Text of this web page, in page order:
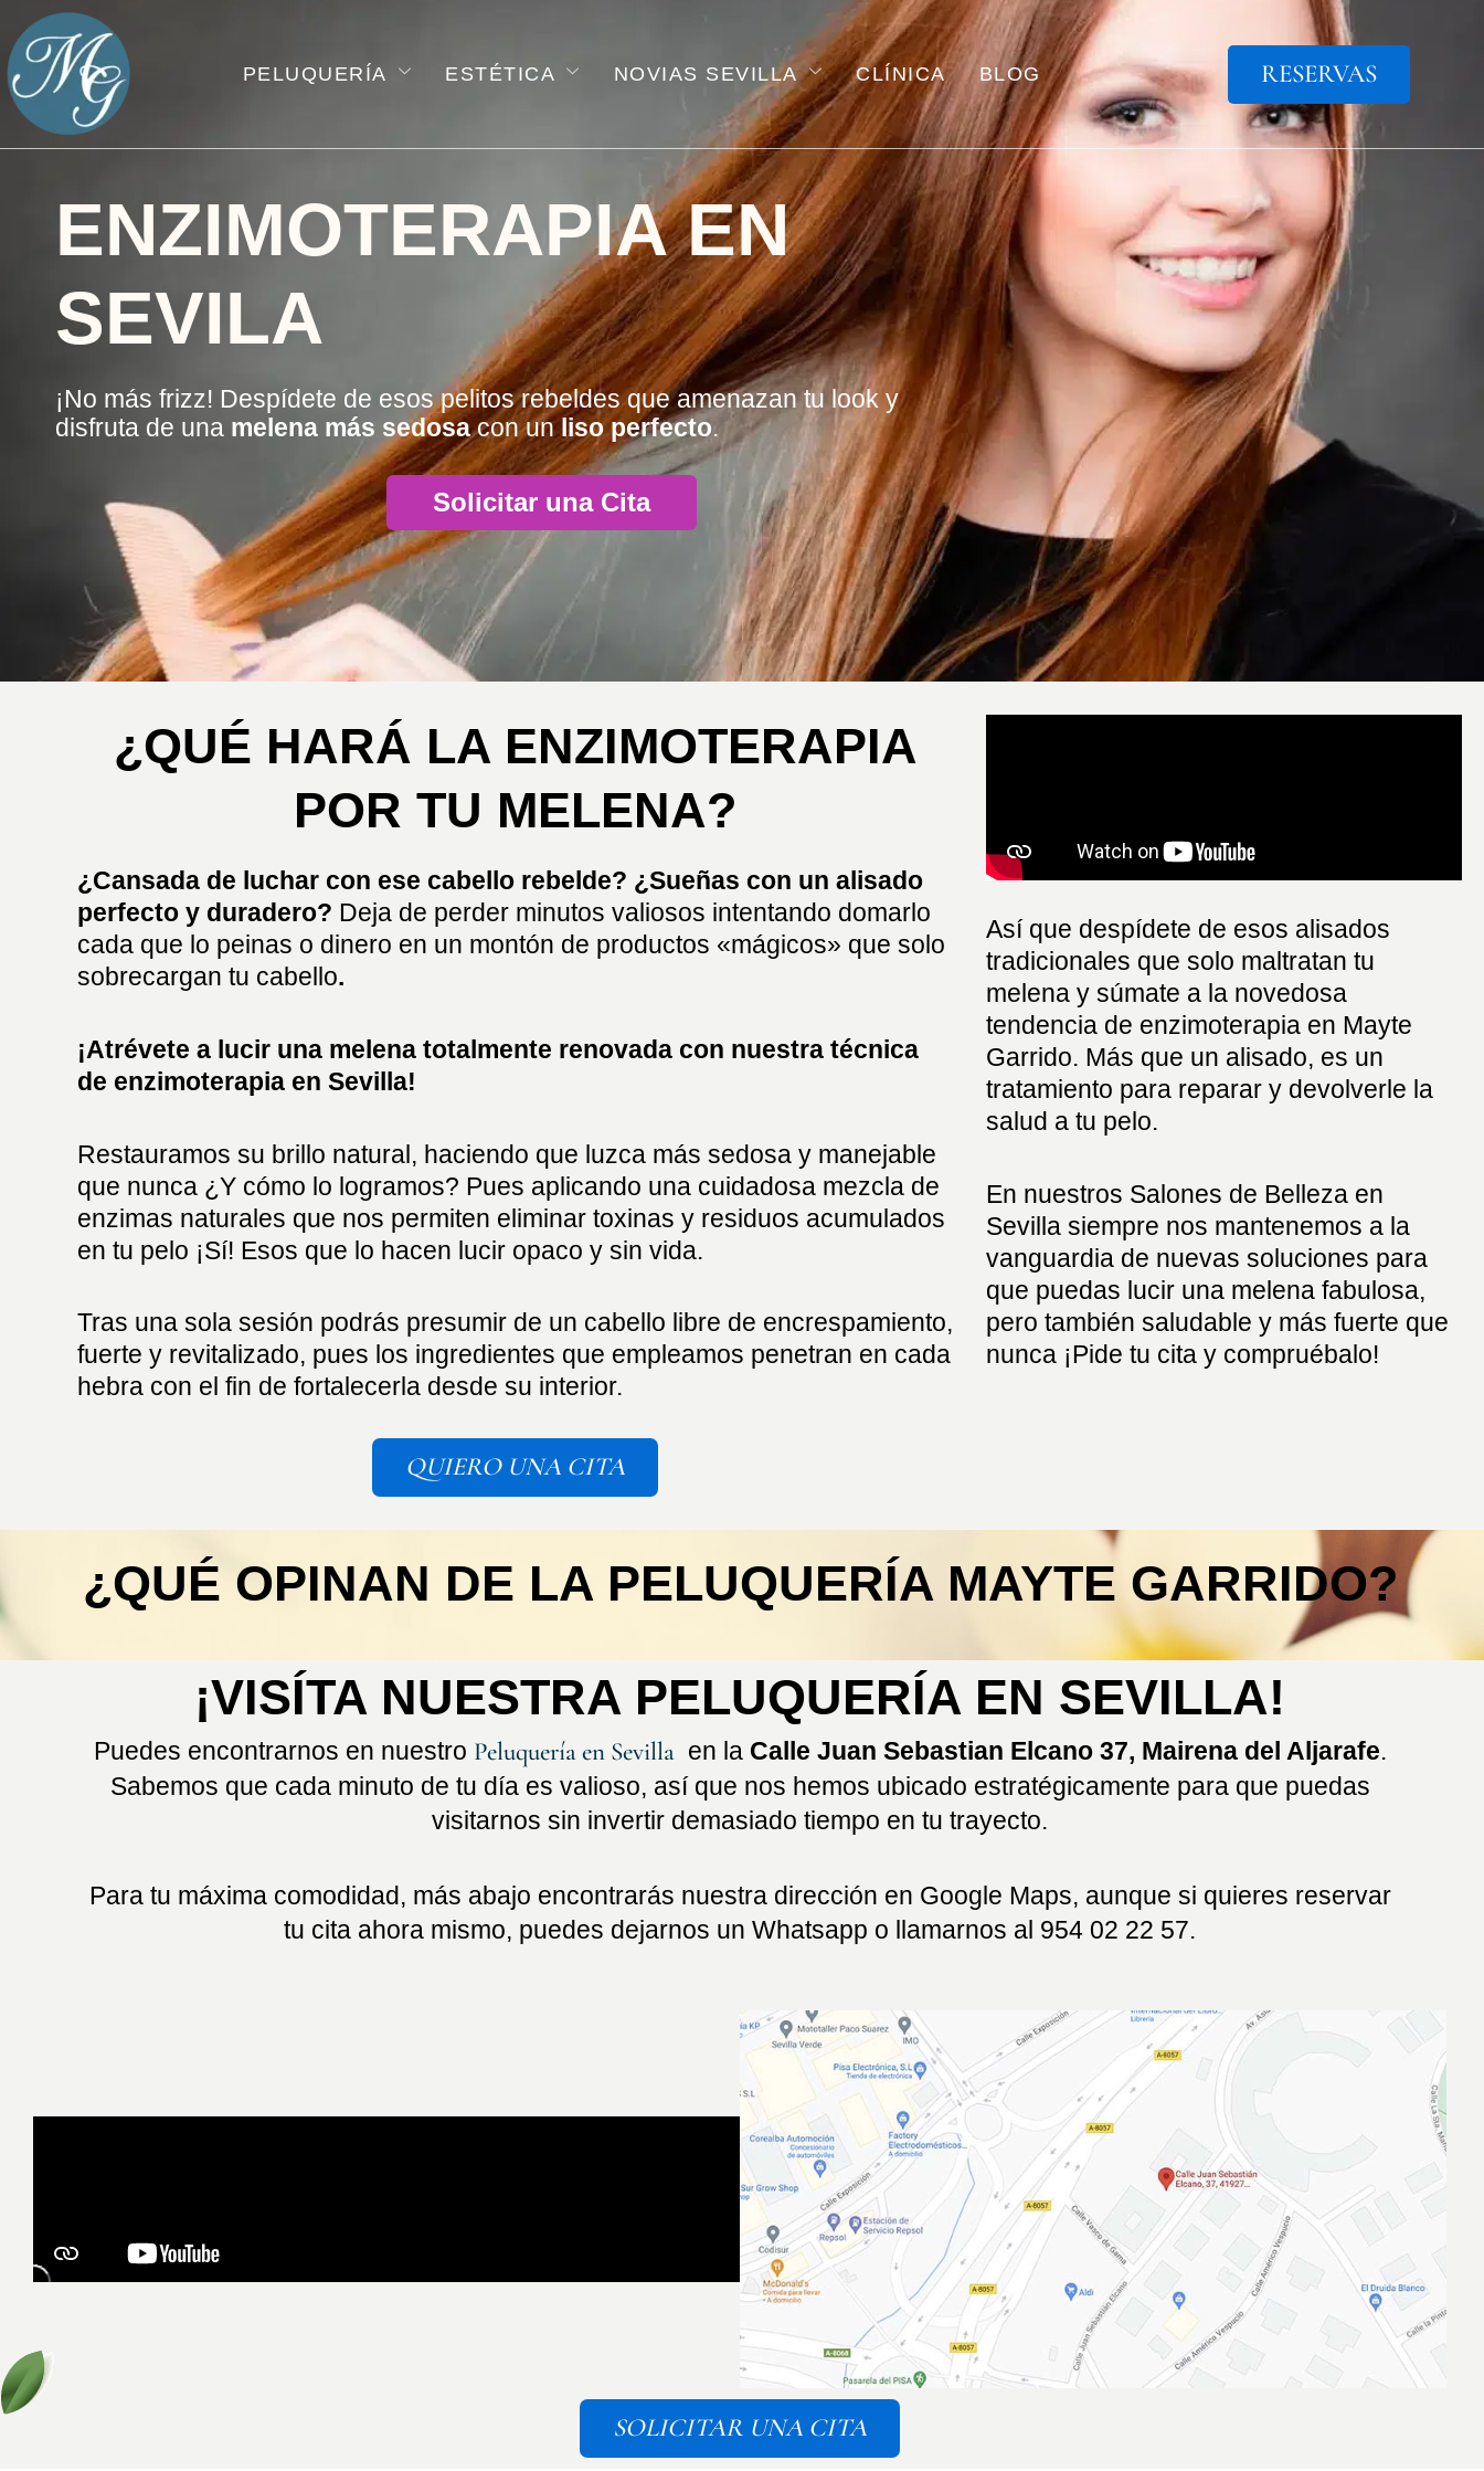
al
contenido
PELUQUERÍA ESTÉTICA NOVIAS SEVILLA CLÍNICA BLOG RESERVAS
ENZIMOTERAPIA EN
SEVILA
¡No más frizz! Despídete de esos pelitos rebeldes que amenazan tu look y
disfruta de una melena más sedosacon unliso perfecto.
Solicitar una Cita
¿QUÉ HARÁ LA ENZIMOTERAPIA
POR TU MELENA?
¿Cansada de luchar con ese cabello rebelde? ¿Sueñas con un alisado
perfecto y duradero? Deja de perder minutos valiosos intentando domarlo
cada que lo peinas o dinero en un montón de productos «mágicos» que solo
sobrecargan tu cabello.
¡Atrévete a lucir una melena totalmente renovada con nuestra técnica
de enzimoterapia en Sevilla!
Restauramos su brillo natural, haciendo que luzca más sedosa y manejable
que nunca ¿Y cómo lo logramos? Pues aplicando una cuidadosa mezcla de
enzimas naturales que nos permiten eliminar toxinas y residuos acumulados
en tu pelo ¡Sí! Esos que lo hacen lucir opaco y sin vida.
Tras una sola sesión podrás presumir de un cabello libre de encrespamiento,
fuerte y revitalizado, pues los ingredientes que empleamos penetran en cada
hebra con el fin de fortalecerla desde su interior.
QUIERO UNA CITA
Así que despídete de esos alisados
tradicionales que solo maltratan tu
melena y súmate a la novedosa
tendencia de enzimoterapia en Mayte
Garrido. Más que un alisado, es un
tratamiento para reparar y devolverle la
salud a tu pelo.
En nuestros Salones de Belleza en
Sevilla siempre nos mantenemos a la
vanguardia de nuevas soluciones para
que puedas lucir una melena fabulosa,
pero también saludable y más fuerte que
nunca ¡Pide tu cita y compruébalo!
¿QUÉ OPINAN DE LA PELUQUERÍA MAYTE GARRIDO?
¡VISÍTA NUESTRA PELUQUERÍA EN SEVILLA!
Puedes encontrarnos en nuestro Peluquería en Sevillaen la Calle Juan Sebastian Elcano 37, Mairena del Aljarafe.
Sabemos que cada minuto de tu día es valioso, así que nos hemos ubicado estratégicamente para que puedas
visitarnos sin invertir demasiado tiempo en tu trayecto.
Para tu máxima comodidad, más abajo encontrarás nuestra dirección en Google Maps, aunque si quieres reservar
tu cita ahora mismo, puedes dejarnos un Whatsapp o llamarnos al 954 02 22 57.
SOLICITAR UNA CITA